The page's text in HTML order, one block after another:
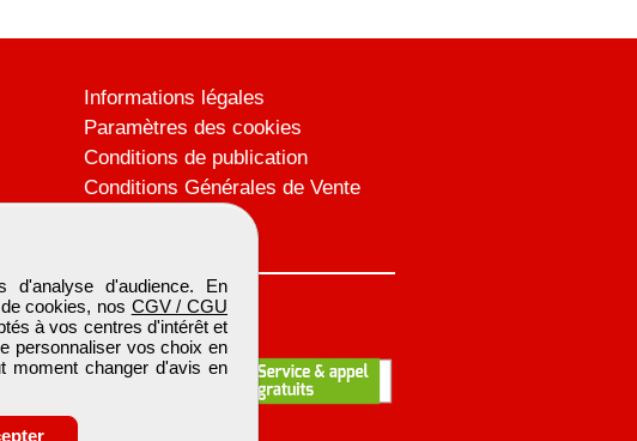
d'audience. En
cookies, nos CGV / CGU
à vos centres d'intérêt et
personnaliser vos choix en
moment changer d'avis en
Informations légales
Paramètres des cookies
Conditions de publication
Conditions Générales de Vente